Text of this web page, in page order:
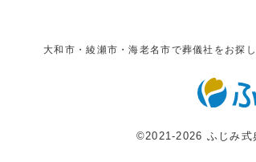
大和市・綾瀬市・海老名市で葬儀社をお探
©2021-2026 ふじみ